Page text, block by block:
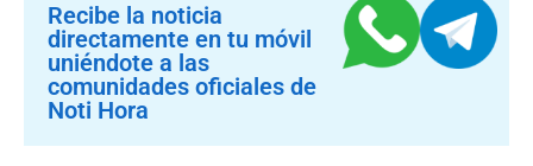
Recibe la noticia
directamente en tu móvil
uniéndote a las
comunidades oficiales de
Noti Hora